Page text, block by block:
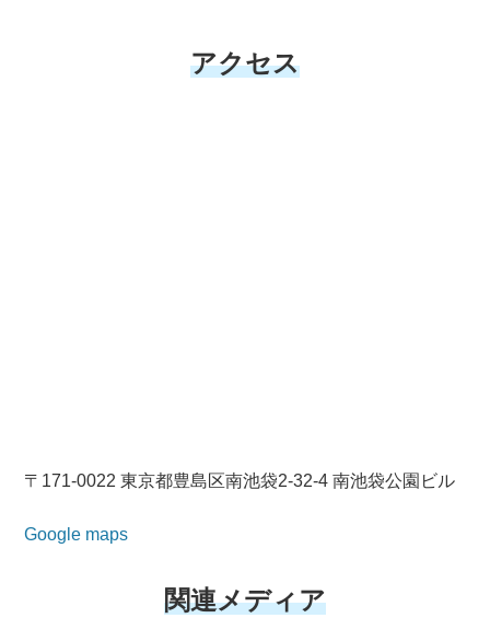
アクセス
〒171-0022 東京都豊島区南池袋2-32-4 南池袋公園ビル
Google maps
関連メディア